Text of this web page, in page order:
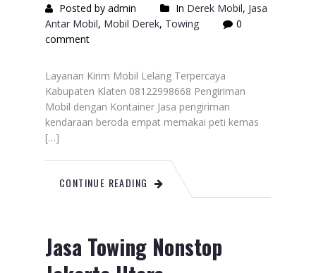
Posted by admin In Derek Mobil, Jasa
Antar Mobil, Mobil Derek, Towing
0
comment
Layanan Kirim Mobil Lelang Terpercaya
Kabupaten Klaten 08122998668 Pengiriman
Mobil dengan Kontainer Jasa pengiriman
kendaraan beroda empat memakai peti kemas
[…]
CONTINUE READING
Jasa Towing Nonstop